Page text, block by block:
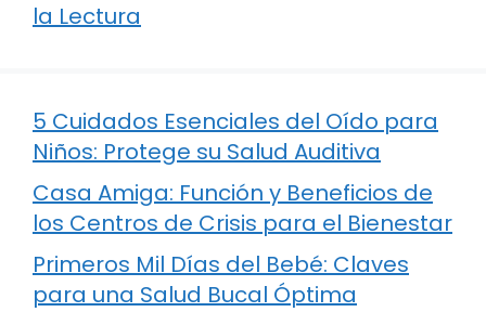
la Lectura
5 Cuidados Esenciales del Oído para
Niños: Protege su Salud Auditiva
Casa Amiga: Función y Beneficios de
los Centros de Crisis para el Bienestar
Primeros Mil Días del Bebé: Claves
para una Salud Bucal Óptima